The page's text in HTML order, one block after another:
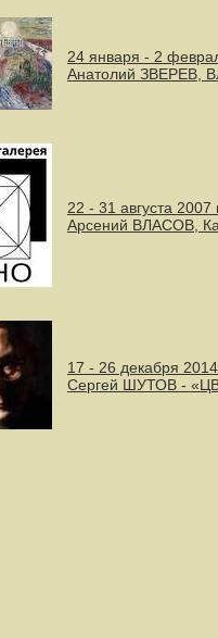
24 января - 2
Анатолий ЗВЕРЕВ,
22 - 31 августа 2007
Арсений ВЛАСОВ,
17 - 26 декабря
Сергей ШУТОВ -